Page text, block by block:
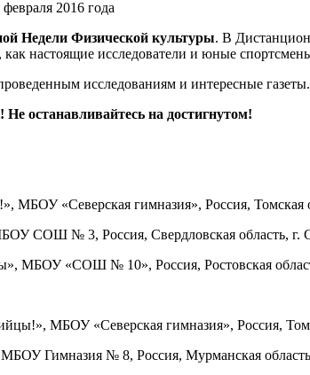
2016 года
Недели Физической культуры. В
как настоящие исследователи и юные
исследованиям и интересные газеты.
Не останавливайтесь на достигнутом!
МБОУ «Северская гимназия», Россия, Томская
СОШ № 3, Россия, Свердловская область, г.
МБОУ «СОШ № 10», Россия, Ростовская
МБОУ «Северская гимназия», Россия,
Гимназия № 8, Россия, Мурманская